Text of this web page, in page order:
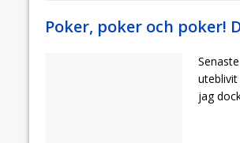
Poker, poker och poker!
jag